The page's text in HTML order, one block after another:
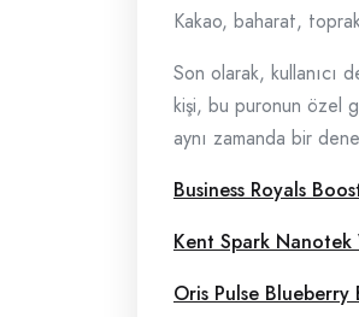
Kakao, baharat,
Son olarak, kullanıcı
kişi, bu puronun özel
aynı zamanda bir
Business Royals
Kent Spark
Oris Pulse Blueberry